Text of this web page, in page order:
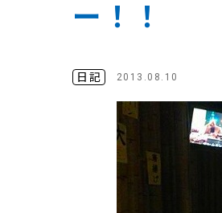
ー！！
日記 2013.08.10